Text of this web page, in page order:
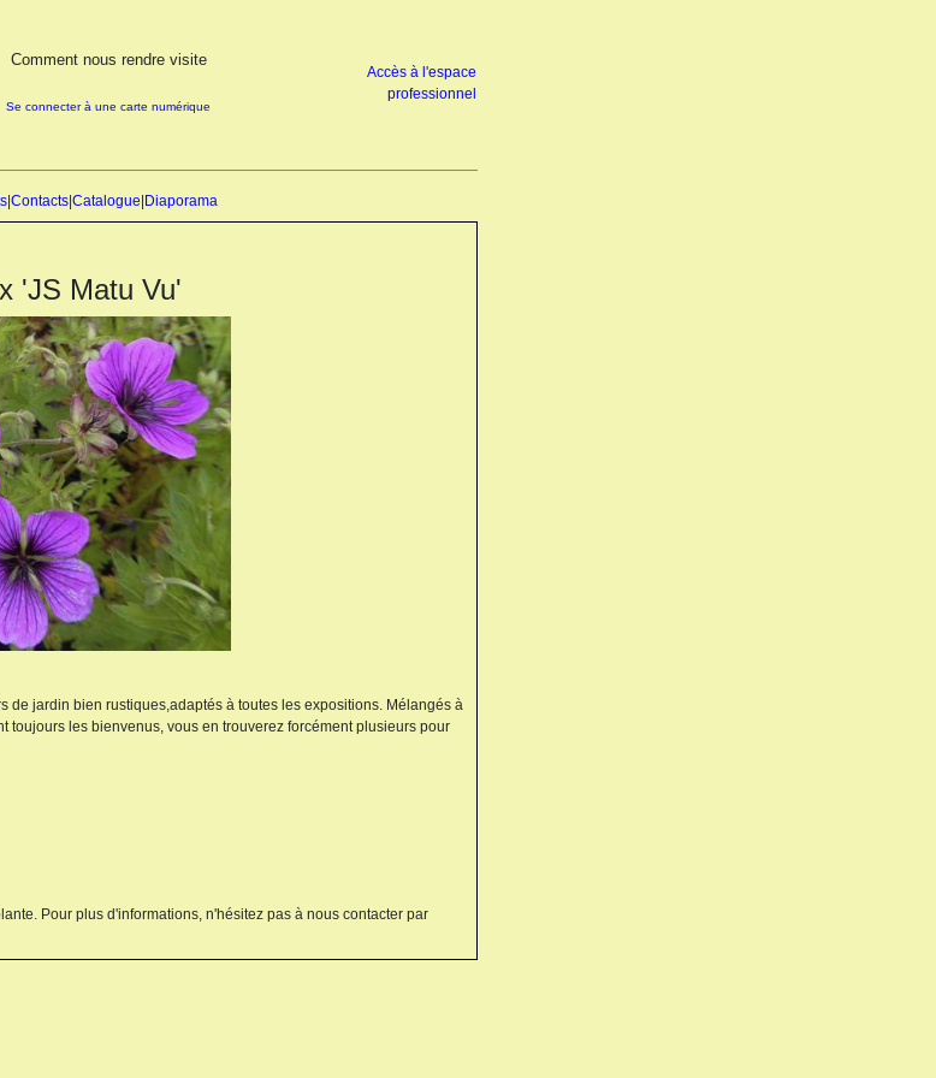
Comment nous rendre visite
Se connecter à une carte numérique
Accès à l'espace
professionnel
Contacts Catalogue Diaporama
'JS Matu Vu'
jardin bien rustiques,adaptés à toutes les expositions. Mélangés à
les bienvenus, vous en trouverez forcément plusieurs pour
Pour plus d'informations, n'hésitez pas à nous contacter par